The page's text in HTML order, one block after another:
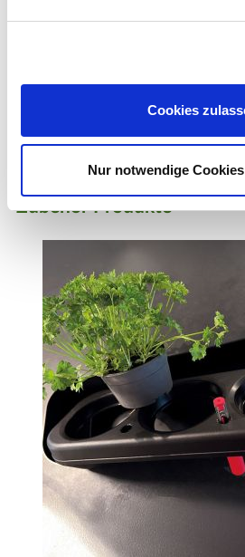
Cookies
Nur notwendige
BIO-Zertifiziert nach ÖKO-
Zubehör Produkte